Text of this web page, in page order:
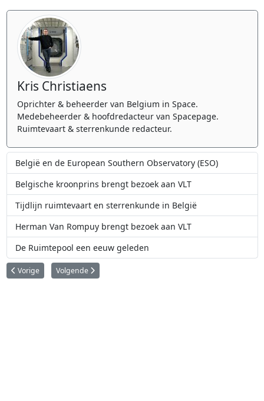
Kris Christiaens
Oprichter & beheerder van Belgium in Space.
Medebeheerder & hoofdredacteur van Spacepage.
Ruimtevaart & sterrenkunde redacteur.
België en de European Southern Observatory (ESO)
Belgische kroonprins brengt bezoek aan VLT
Tijdlijn ruimtevaart en sterrenkunde in België
Herman Van Rompuy brengt bezoek aan VLT
De Ruimtepool een eeuw geleden
Vorig artikel: Herman Van Rompuy brengt bezoek aan VLT
Vorige Volgende artikel: Belgische kroonprins brengt bezoek aan
Volgende